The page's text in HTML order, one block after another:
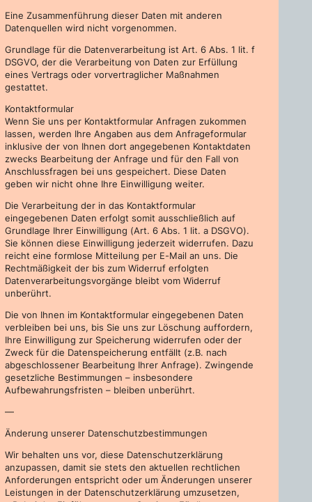
Eine Zusammenführung dieser Daten mit anderen
Datenquellen wird nicht vorgenommen.
Grundlage für die Datenverarbeitung ist Art. 6 Abs. 1 lit. f
DSGVO, der die Verarbeitung von Daten zur Erfüllung
eines Vertrags oder vorvertraglicher Maßnahmen
gestattet.
Kontaktformular
Wenn Sie uns per Kontaktformular Anfragen zukommen
lassen, werden Ihre Angaben aus dem Anfrageformular
inklusive der von Ihnen dort angegebenen Kontaktdaten
zwecks Bearbeitung der Anfrage und für den Fall von
Anschlussfragen bei uns gespeichert. Diese Daten
geben wir nicht ohne Ihre Einwilligung weiter.
Die Verarbeitung der in das Kontaktformular
eingegebenen Daten erfolgt somit ausschließlich auf
Grundlage Ihrer Einwilligung (Art. 6 Abs. 1 lit. a DSGVO).
Sie können diese Einwilligung jederzeit widerrufen. Dazu
reicht eine formlose Mitteilung per E-Mail an uns. Die
Rechtmäßigkeit der bis zum Widerruf erfolgten
Datenverarbeitungsvorgänge bleibt vom Widerruf
unberührt.
Die von Ihnen im Kontaktformular eingegebenen Daten
verbleiben bei uns, bis Sie uns zur Löschung auffordern,
Ihre Einwilligung zur Speicherung widerrufen oder der
Zweck für die Datenspeicherung entfällt (z.B. nach
abgeschlossener Bearbeitung Ihrer Anfrage). Zwingende
gesetzliche Bestimmungen – insbesondere
Aufbewahrungsfristen – bleiben unberührt.
—
Änderung unserer Datenschutzbestimmungen
Wir behalten uns vor, diese Datenschutzerklärung
anzupassen, damit sie stets den aktuellen rechtlichen
Anforderungen entspricht oder um Änderungen unserer
Leistungen in der Datenschutzerklärung umzusetzen,